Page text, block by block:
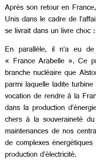
Après son retour en
Unis dans le cadre de
se livrait dans un livre choc :
En parallèle, il n’a eu
« France Arabelle ». Ce
branche nucléaire que
parmi laquelle ladite
vocation de rendre à la
dans la production
chers à la souveraineté
maintenances de nos
de complexes
production d’électricité.